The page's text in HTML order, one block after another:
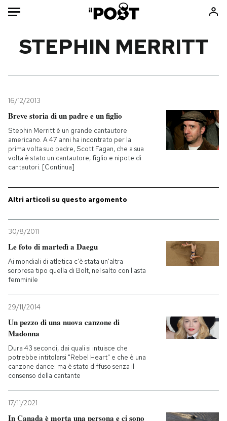
Mondo
Politica
Tecnologia
Internet
Scienza
Cultura
Economia
Sport
Ok Boomer!
Media
Altrecose
PODCAST
NEWSLETTER
SHOP
CALENDARIO
AREA PERSONALE
STEPHIN MERRITT
16/12/2013
Breve storia di un padre e un figlio
Stephin Merritt è un grande cantautore
americano. A 47 anni ha incontrato per la
prima volta suo padre, Scott Fagan, che a sua
volta è stato un cantautore, figlio e nipote di
cantautori. [Continua]
Altri articoli su questo argomento
30/8/2011
Le foto di martedì a Daegu
Ai mondiali di atletica c'è stata un'altra
sorpresa tipo quella di Bolt, nel salto con l'asta
femminile
29/11/2014
Un pezzo di una nuova canzone di
Madonna
Dura 43 secondi, dai quali si intuisce che
potrebbe intitolarsi "Rebel Heart" e che è una
canzone dance: ma è stato diffuso senza il
consenso della cantante
17/11/2021
In Canada è morta una persona e ci sono